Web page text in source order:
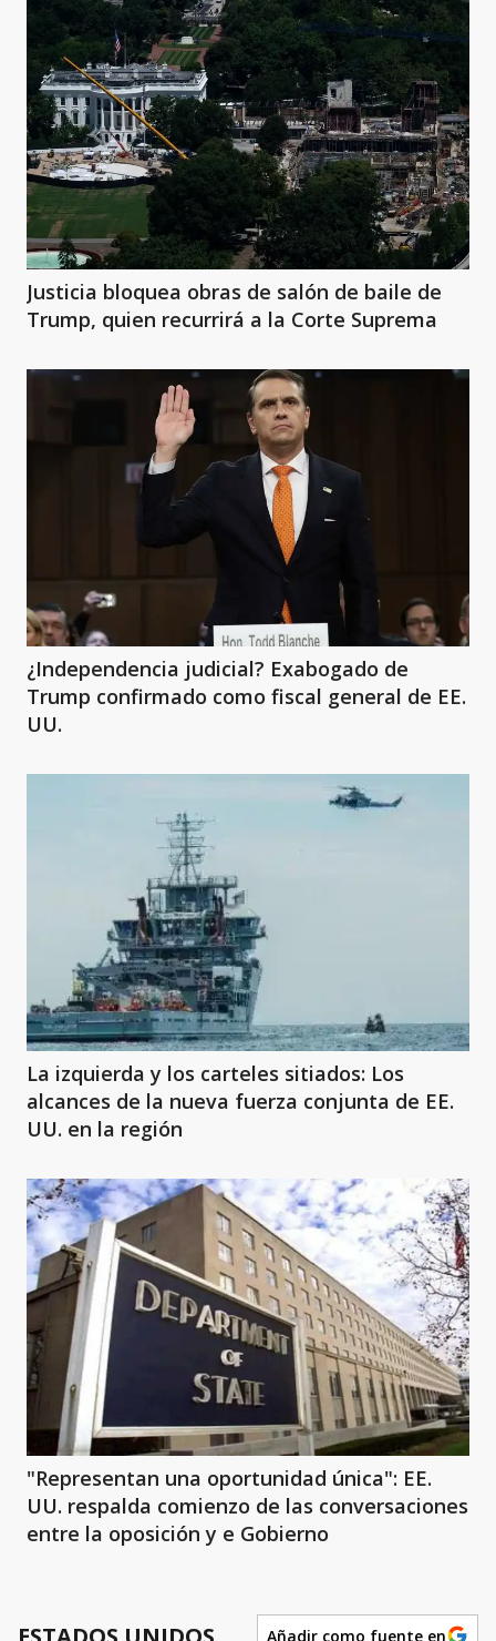
Justicia bloquea obras de salón de baile de
Trump, quien recurrirá a la Corte Suprema
¿Independencia judicial? Exabogado de
Trump confirmado como fiscal general de EE.
UU.
La izquierda y los carteles sitiados: Los
alcances de la nueva fuerza conjunta de EE.
UU. en la región
"Representan una oportunidad única": EE.
UU. respalda comienzo de las conversaciones
entre la oposición y e Gobierno
Añadir como fuente en